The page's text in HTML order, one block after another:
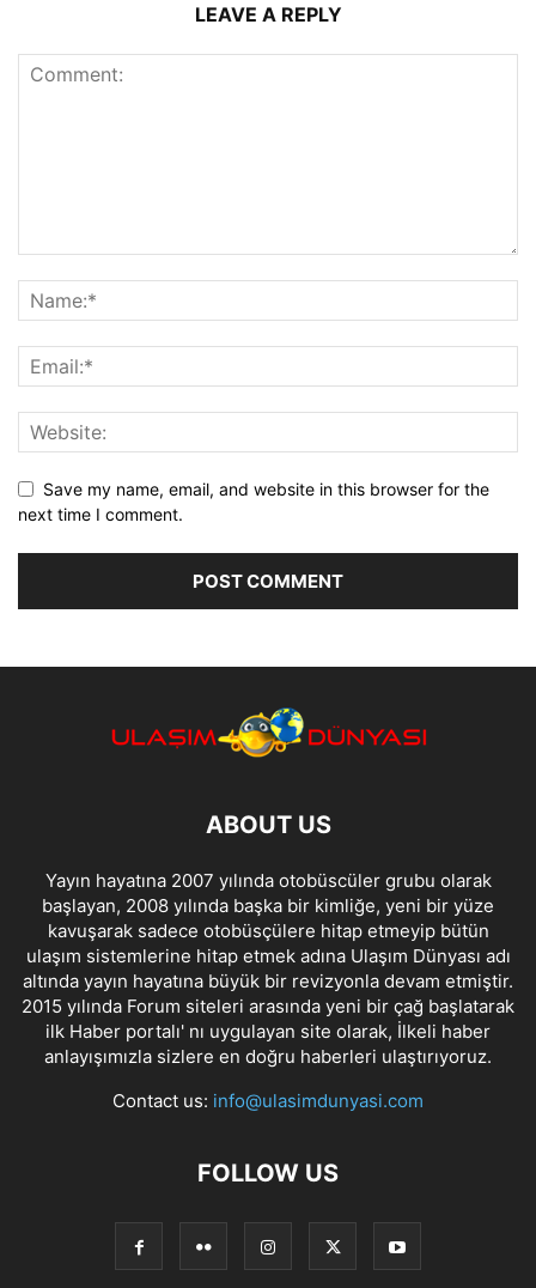
LEAVE A REPLY
Save my name, email, and website in this browser for the
next time I comment.
ABOUT US
Yayın hayatına 2007 yılında otobüscüler grubu olarak
başlayan, 2008 yılında başka bir kimliğe, yeni bir yüze
kavuşarak sadece otobüsçülere hitap etmeyip bütün
ulaşım sistemlerine hitap etmek adına Ulaşım Dünyası adı
altında yayın hayatına büyük bir revizyonla devam etmiştir.
2015 yılında Forum siteleri arasında yeni bir çağ başlatarak
ilk Haber portalı' nı uygulayan site olarak, İlkeli haber
anlayışımızla sizlere en doğru haberleri ulaştırıyoruz.
Contact us: info@ulasimdunyasi.com
FOLLOW US